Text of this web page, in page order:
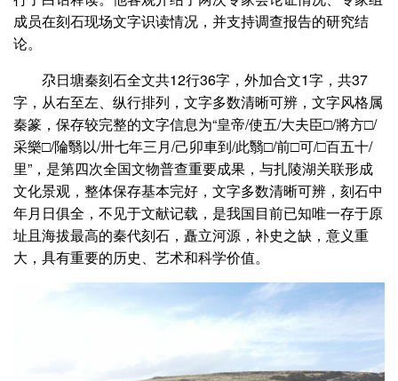
成员在刻石现场文字识读情况，并支持调查报告的研究结
论。
尕日塘秦刻石全文共12行36字，外加合文1字，共37
字，从右至左、纵行排列，文字多数清晰可辨，文字风格属
秦篆，保存较完整的文字信息为“皇帝/使五/大夫臣□/將方□/
采樂□/陯翳以/卅七年三月/己卯車到/此翳□/前□可/□百五十/
里”，是第四次全国文物普查重要成果，与扎陵湖关联形成
文化景观，整体保存基本完好，文字多数清晰可辨，刻石中
年月日俱全，不见于文献记载，是我国目前已知唯一存于原
址且海拔最高的秦代刻石，矗立河源，补史之缺，意义重
大，具有重要的历史、艺术和科学价值。